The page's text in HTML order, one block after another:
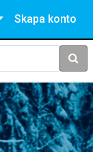
Skapa konto
Sök